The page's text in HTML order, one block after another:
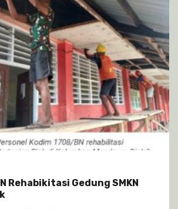
Rehabikitasi Gedung SMKN